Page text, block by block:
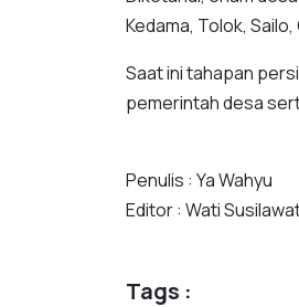
Kedama, Tolok,
Saat ini tahapan
pemerintah desa
Penulis : Ya Wahyu
Editor : Wati
Tags :